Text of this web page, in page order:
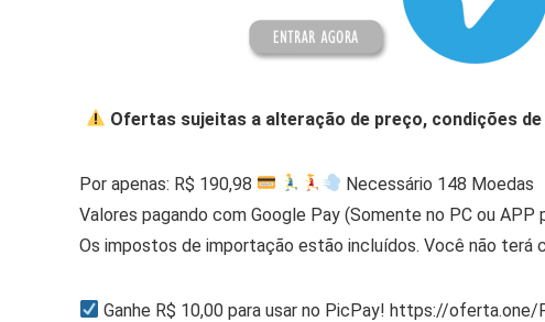
Ofertas sujeitas a alteração de preço, condições
Por apenas: R$ 190,98
Necessário 148 Moedas
Valores pagando com Google Pay (Somente no PC ou APP
Os impostos de importação estão incluídos. Você não terá
Ganhe R$ 10,00 para usar no PicPay! https://oferta.one/